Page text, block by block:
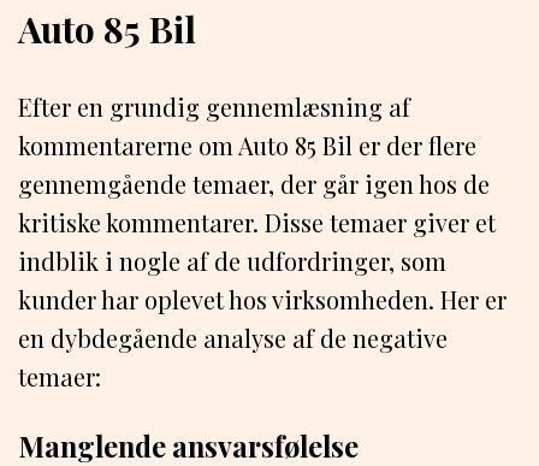
Auto 85 Bil
Efter en grundig gennemlæsning af
kommentarerne om Auto 85 Bil er der flere
gennemgående temaer, der går igen hos de
kritiske kommentarer. Disse temaer giver et
indblik i nogle af de udfordringer, som
kunder har oplevet hos virksomheden. Her er
en dybdegående analyse af de negative
temaer:
Manglende ansvarsfølelse